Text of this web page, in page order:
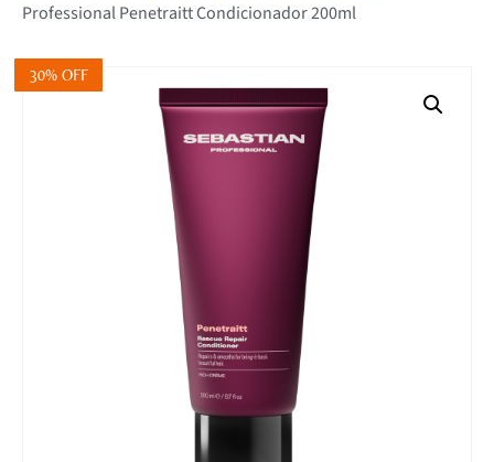
Professional Penetraitt Condicionador 200ml
30% OFF